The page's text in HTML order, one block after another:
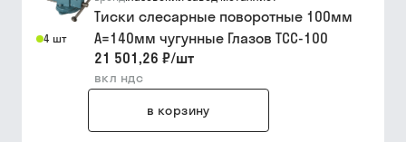
4 шт
Тиски слесарные поворотные 100мм
А=140мм чугунные Глазов ТСС-100
21 501,26 ₽/шт
вкл ндс
в корзину